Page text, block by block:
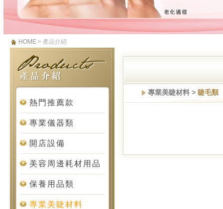
HOME > 產品介紹
熱門推薦款
專業儀器類
開店設備
美容周邊耗材用品
保養用品類
專業美睫材料
專業美睫材料 > 睫毛類